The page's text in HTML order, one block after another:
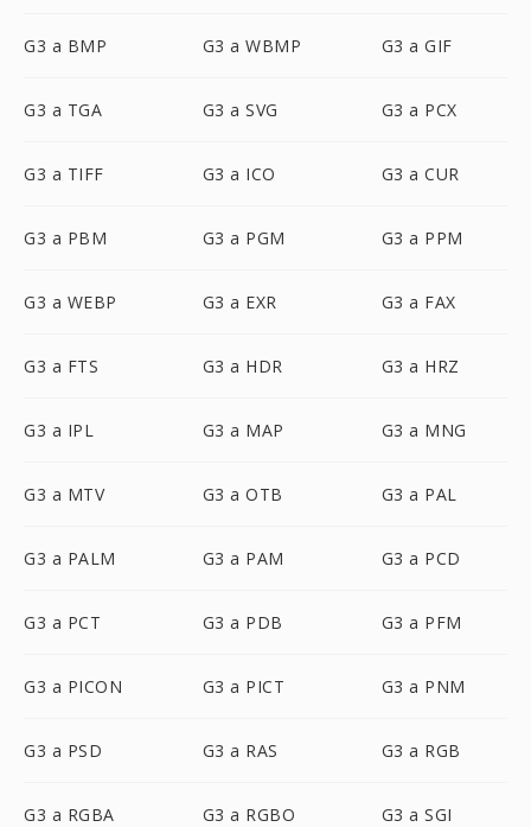
G3 a BMP G3 a WBMP G3 a GIF
G3 a TGA G3 a SVG G3 a PCX
G3 a TIFF G3 a ICO G3 a CUR
G3 a PBM G3 a PGM G3 a PPM
G3 a WEBP G3 a EXR G3 a FAX
G3 a FTS G3 a HDR G3 a HRZ
G3 a IPL G3 a MAP G3 a MNG
G3 a MTV G3 a OTB G3 a PAL
G3 a PALM G3 a PAM G3 a PCD
G3 a PCT G3 a PDB G3 a PFM
G3 a PICON G3 a PICT G3 a PNM
G3 a PSD G3 a RAS G3 a RGB
G3 a RGBA G3 a RGBO G3 a SGI